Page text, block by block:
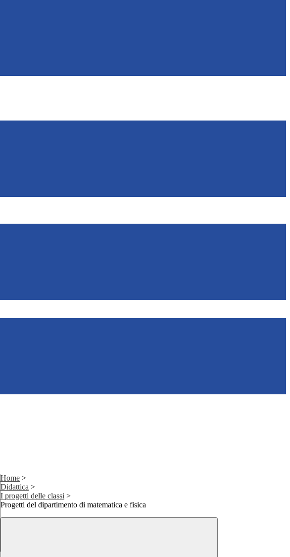
Home >
Didattica >
I progetti delle classi >
Progetti del dipartimento di matematica e fisica